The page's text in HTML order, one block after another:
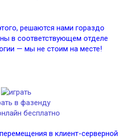
решаются нами гораздо
в соответствующем отделе
— мы не стоим на месте!
в клиент-серверной